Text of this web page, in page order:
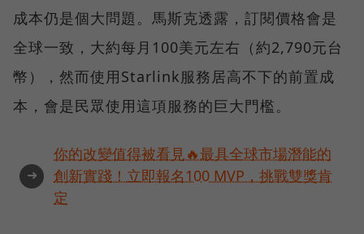
成本仍是個大問題。馬斯克透露，訂閱價格會是
全球一致，大約每月100美元左右（約2,790元台
幣），然而使用Starlink服務居高不下的前置成
本，會是民眾使用這項服務的巨大門檻。
➜
你的改變值得被看見🔥最具全球市場潛能的
創新實踐！立即報名100 MVP，挑戰雙獎肯
定